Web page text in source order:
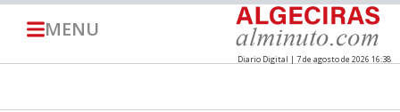
MENU
Diario Digital | 7 de agosto de 2026 16:38